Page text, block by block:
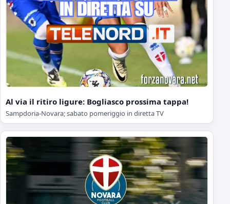
Al via il ritiro ligure: Bogliasco prossima tappa!
Sampdoria-Novara; sabato pomeriggio in diretta TV